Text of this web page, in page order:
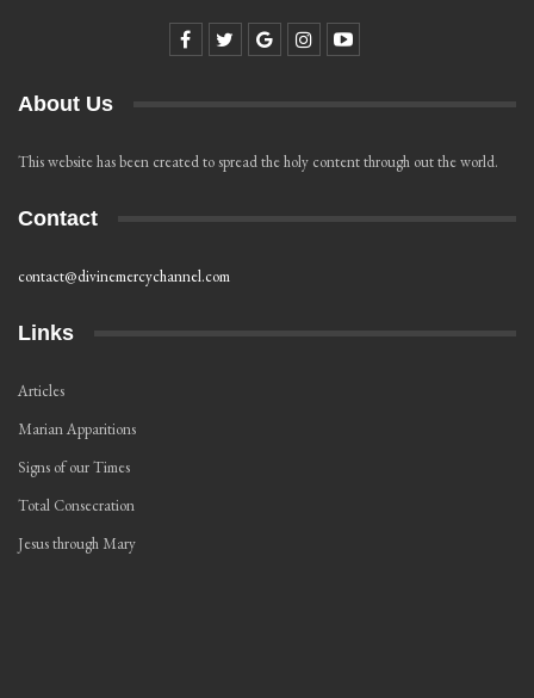
About Us
This website has been created to spread the holy content through out the world.
Contact
contact@divinemercychannel.com
Links
Articles
Marian Apparitions
Signs of our Times
Total Consecration
Jesus through Mary